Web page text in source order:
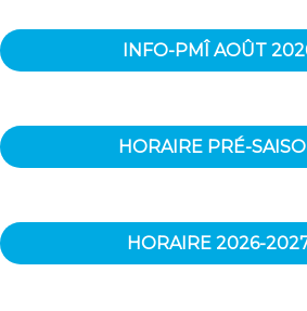
INFO-PMÎ AOÛT
HORAIRE PRÉ-
HORAIRE 2026-